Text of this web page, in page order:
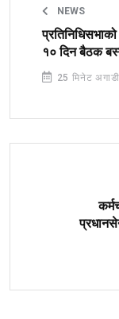
NEWS
१० दिन बैठक
25 मिनेट अगाडी